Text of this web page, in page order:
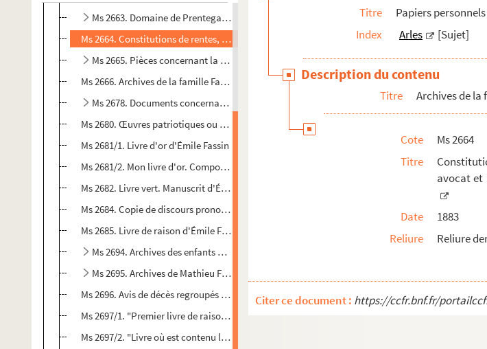
Ms 2663. Domaine de Prentegarde et Succession Mathieu Félix
Ms 2664. Constitutions de rentes, achats, ventes d'immeubles et autres papiers d'Alexandre
Ms 2665. Pièces concernant la famille Fassin. Recueil composé par Émile Fassin
Ms 2666. Archives de la famille Fassin recueillies et formées par l'un de ses membres (Emile
Ms 2678. Documents concernant la famille Fassin
Ms 2680. Œuvres patriotiques ou charitables. Etat de ses dépenses. Recueil d'Émile Fassin
Ms 2681/1. Livre d'or d'Émile Fassin
Ms 2681/2. Mon livre d'or. Composé par Émile Fassin. Notes et coupures de presse
Ms 2682. Livre vert. Manuscrit d'Émile Fassin sur sa famille et sur divers sujets, tels que le
Ms 2684. Copie de discours prononcés par Emile Fassin
Ms 2685. Livre de raison d'Émile Fassin
Ms 2694. Archives des enfants d'Emile Fassin
Ms 2695. Archives de Mathieu Félix, concernant Pierre Félix
Ms 2696. Avis de décès regroupés par Emile Fassin dans une pochette intitulée « Avis de décès
Ms 2697/1. "Premier livre de raison de mon père": 1743-1794
Ms 2697/2. "Livre où est contenu l'état de tous les biens, noms et actions que je possède et de
Titre
Papiers personnels
Index
Arles [Sujet]
Description du contenu
Titre Archives de la
Cote
Ms 2664
Titre
avocat et
Date
1883
Reliure
Reliure
Citer ce document : https://ccfr.bnf.fr/